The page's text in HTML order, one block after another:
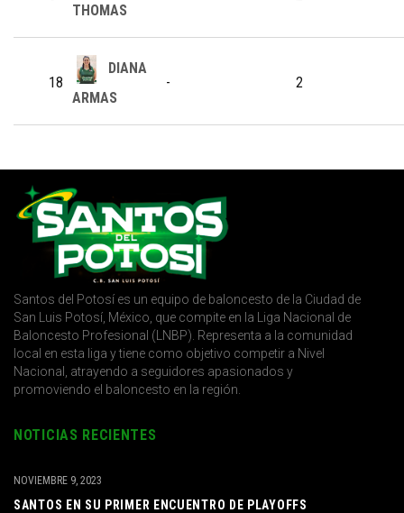
THOMAS
18
DIANA
ARMAS
- 2
Santos del Potosí es un equipo de baloncesto de la Ciudad de
San Luis Potosí, México, que compite en la Liga Nacional de
Baloncesto Profesional (LNBP). Representa a la comunidad
local en esta liga y tiene como objetivo competir a Nivel
Nacional, atrayendo a seguidores apasionados y
promoviendo el baloncesto en la región.
NOTICIAS RECIENTES
SANTOS EN SU PRIMER ENCUENTRO DE PLAYOFFS
NOVIEMBRE 9, 2023